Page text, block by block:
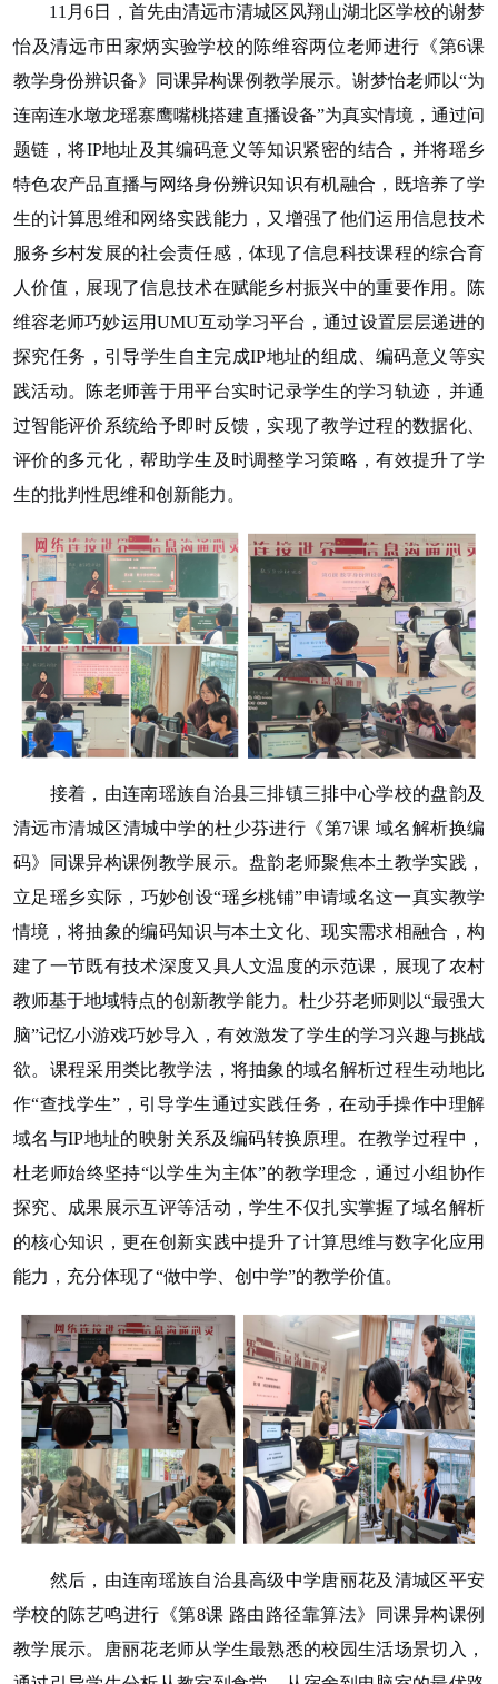
11月6日，首先由清远市清城区风翔山湖北区学校的谢梦
怡及清远市田家炳实验学校的陈维容两位老师进行《第6课
教学身份辨识备》同课异构课例教学展示。谢梦怡老师以“为
连南连水墩龙瑶寨鹰嘴桃搭建直播设备”为真实情境，通过问
题链，将IP地址及其编码意义等知识紧密的结合，并将瑶乡
特色农产品直播与网络身份辨识知识有机融合，既培养了学
生的计算思维和网络实践能力，又增强了他们运用信息技术
服务乡村发展的社会责任感，体现了信息科技课程的综合育
人价值，展现了信息技术在赋能乡村振兴中的重要作用。陈
维容老师巧妙运用UMU互动学习平台，通过设置层层递进的
探究任务，引导学生自主完成IP地址的组成、编码意义等实
践活动。陈老师善于用平台实时记录学生的学习轨迹，并通
过智能评价系统给予即时反馈，实现了教学过程的数据化、
评价的多元化，帮助学生及时调整学习策略，有效提升了学
生的批判性思维和创新能力。
接着，由连南瑶族自治县三排镇三排中心学校的盘韵及
清远市清城区清城中学的杜少芬进行《第7课 域名解析换编
码》同课异构课例教学展示。盘韵老师聚焦本土教学实践，
立足瑶乡实际，巧妙创设“瑶乡桃铺”申请域名这一真实教学
情境，将抽象的编码知识与本土文化、现实需求相融合，构
建了一节既有技术深度又具人文温度的示范课，展现了农村
教师基于地域特点的创新教学能力。杜少芬老师则以“最强大
脑”记忆小游戏巧妙导入，有效激发了学生的学习兴趣与挑战
欲。课程采用类比教学法，将抽象的域名解析过程生动地比
作“查找学生”，引导学生通过实践任务，在动手操作中理解
域名与IP地址的映射关系及编码转换原理。在教学过程中，
杜老师始终坚持“以学生为主体”的教学理念，通过小组协作
探究、成果展示互评等活动，学生不仅扎实掌握了域名解析
的核心知识，更在创新实践中提升了计算思维与数字化应用
能力，充分体现了“做中学、创中学”的教学价值。
然后，由连南瑶族自治县高级中学唐丽花及清城区平安
学校的陈艺鸣进行《第8课 路由路径靠算法》同课异构课例
教学展示。唐丽花老师从学生最熟悉的校园生活场景切入，